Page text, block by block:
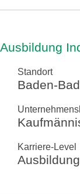
Ausbildung
Standort
Baden-
Karriere-Level
Ausbildung